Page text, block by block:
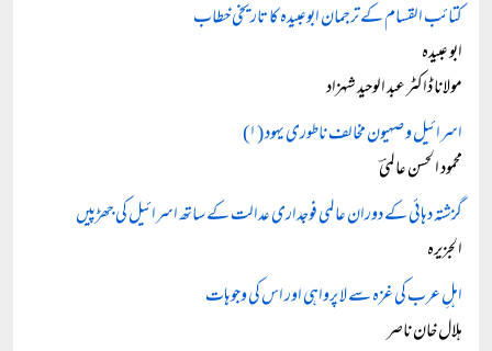
کتائب القسام کے ترجمان ابوعبیدہ کا تاریخی خطاب
ابو عبیدہ
مولانا ڈاکٹر عبد الوحید شہزاد
اسرائیل و صہیون مخالف ناطوری یہود (۱)
محمود الحسن عالمیؔ
گزشتہ دہائی کے دوران عالمی فوجداری عدالت کے ساتھ اسرائیل کی جھڑپیں
الجزیرہ
اہلِ عرب کی غزہ سے لا پرواہی اور اس کی وجوہات
ہلال خان ناصر